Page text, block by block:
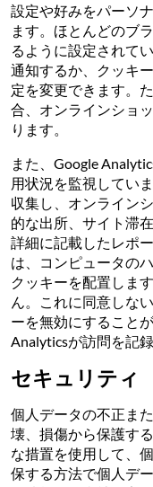
設定や好みをパーソ
ます。ほとんどのブ
るように設定されて
通知するか、クッキ
定を変更できます。
合、オンラインショ
ります。
また、Google
用状況を監視してい
収集し、オンライン
的な出所、サイト滞
詳細に記載したレポ
は、コンピュータの
クッキーを配置しま
ん。これに同意しな
ーを無効にすること
Analyticsが訪問を記
セキュリティ
個人データの不正ま
壊、損傷から保護す
な措置を使用して、
保する方法で個人デ